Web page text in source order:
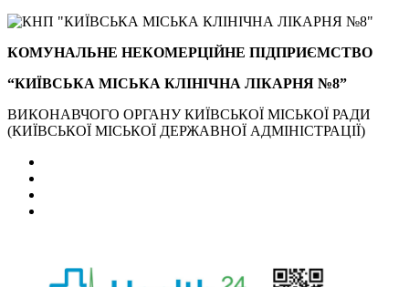
КОМУНАЛЬНЕ НЕКОМЕРЦІЙНЕ ПІДПРИЄМСТВО
“КИЇВСЬКА МІСЬКА КЛІНІЧНА ЛІКАРНЯ №8”
ВИКОНАВЧОГО ОРГАНУ КИЇВСЬКОЇ МІСЬКОЇ РАДИ
(КИЇВСЬКОЇ МІСЬКОЇ ДЕРЖАВНОЇ АДМІНІСТРАЦІЇ)